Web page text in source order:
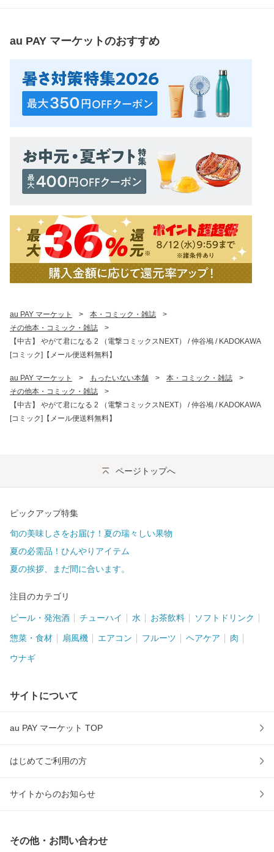
au PAY マーケットのおすすめ
au PAY マーケット > 本・コミック・雑誌
>
その他本・コミック・雑誌
>
【中古】 やがて君になる 2 （電撃コミックスNEXT） / 仲谷鳰 / KADOKAWA
[コミック]【メール便送料無料】
au PAY マーケット > もったいない本舗 > 本・コミック・雑誌
>
その他本・コミック・雑誌
>
【中古】 やがて君になる 2 （電撃コミックスNEXT） / 仲谷鳰 / KADOKAWA
[コミック]【メール便送料無料】
ページトップへ
ピックアップ特集
旬の美味しさをお届け！夏の瑞々しい果物
夏の必需品！ひんやりアイテム
夏の挨拶、まだ間に合います。
注目のカテゴリ
ビール・発泡酒 チューハイ 水 お茶飲料 ソフトドリンク
惣菜・食材 扇風機 エアコン フルーツ ヘアケア 肉
ウナギ
サイトについて
au PAY マーケット TOP
はじめてご利用の方
サイトからのお知らせ
その他・お問い合わせ